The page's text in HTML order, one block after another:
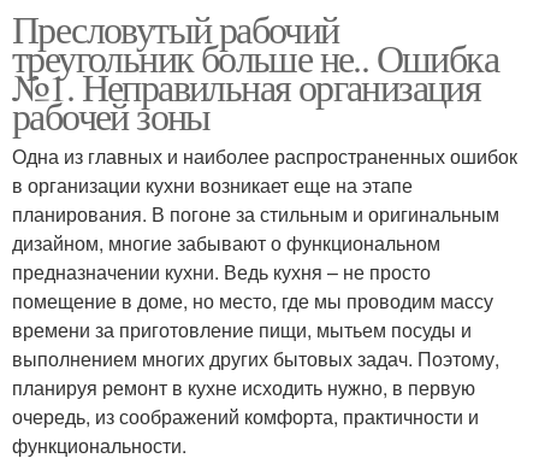
Пресловутый рабочий
треугольник больше не.. Ошибка
№1. Неправильная организация
рабочей зоны
Одна из главных и наиболее распространенных ошибок
в организации кухни возникает еще на этапе
планирования. В погоне за стильным и оригинальным
дизайном, многие забывают о функциональном
предназначении кухни. Ведь кухня – не просто
помещение в доме, но место, где мы проводим массу
времени за приготовление пищи, мытьем посуды и
выполнением многих других бытовых задач. Поэтому,
планируя ремонт в кухне исходить нужно, в первую
очередь, из соображений комфорта, практичности и
функциональности.